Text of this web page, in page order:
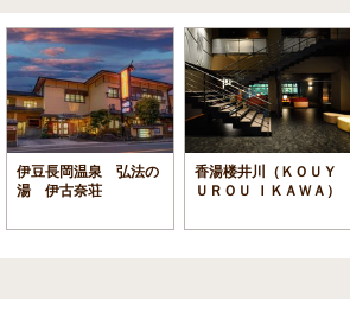
伊豆長岡温泉 弘法の
湯 伊古奈荘
香湯楼井川（ＫＯＵＹ
ＵＲＯＵ ＩＫＡＷＡ）